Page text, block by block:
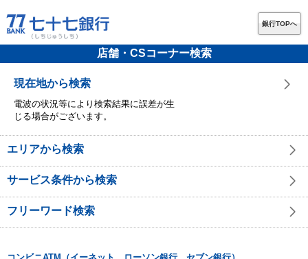
銀行TOPへ
店舗・CSコーナー検索
現在地から検索
電波の状況等により検索結果に誤差が生
じる場合がございます。
エリアから検索
サービス条件から検索
フリーワード検索